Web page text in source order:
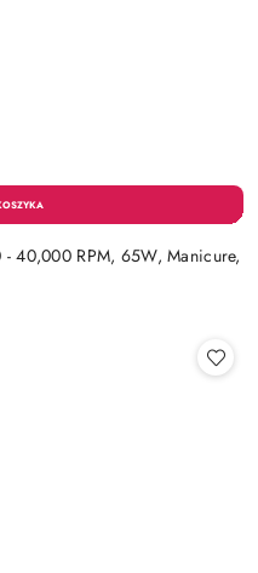
40,000 RPM, 65W, Manicure,